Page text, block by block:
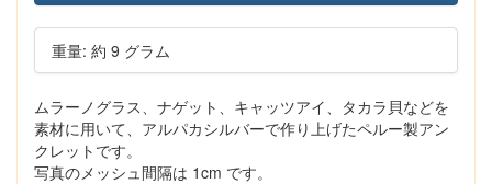
重量: 約 9 グラム
ムラーノグラス、ナゲット、キャッツアイ、タカラ貝などを
素材に用いて、アルパカシルバーで作り上げたペルー製アン
クレットです。
写真のメッシュ間隔は 1cm です。